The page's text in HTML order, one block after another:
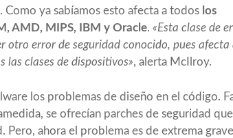
ya sabíamos esto afecta a todos los
AMD, MIPS, IBM y Oracle. «Esta clase de
otro error de seguridad conocido, pues afecta
las clases de dispositivos», alerta McIlroy.
los problemas de diseño en el código.
se ofrecían parches de seguridad que
Pero, ahora el problema es de extrema